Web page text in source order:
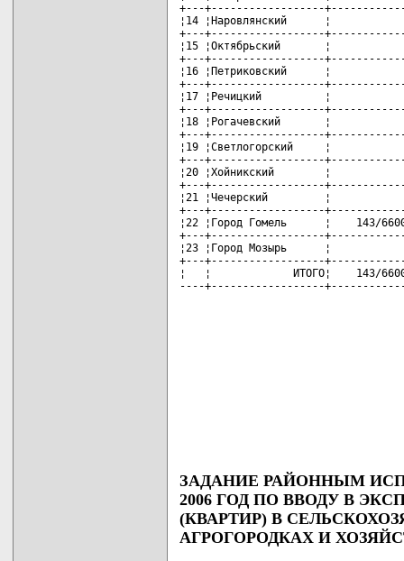
+---+------------------
¦14 ¦Наровлянский      ¦
+---+------------------
¦15 ¦Октябрьский       ¦
+---+------------------
¦16 ¦Петриковский      ¦
+---+------------------
¦17 ¦Речицкий          ¦
+---+------------------
¦18 ¦Рогачевский       ¦
+---+------------------
¦19 ¦Светлогорский     ¦
+---+------------------
¦20 ¦Хойникский        ¦
+---+------------------
¦21 ¦Чечерский         ¦
+---+------------------
¦22 ¦Город Гомель      ¦    143/
+---+------------------
¦23 ¦Город Мозырь      ¦
+---+------------------
¦   ¦             ИТОГО¦    143/
----+------------------
ЗАДАНИЕ РАЙОННЫМ
2006 ГОД ПО ВВОДУ В
(КВАРТИР) В
АГРОГОРОДКАХ И